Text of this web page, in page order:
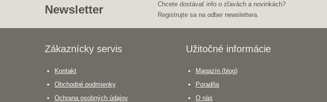
Newsletter
Chcete dostávať info o zľavách a novinkách?
Registrujte sa na odber newslettera.
Zákaznícky servis
Kontakt
Obchodné podmienky
Ochrana osobných údajov
Užitočné informácie
Magazín (blog)
Poradňa
O nás